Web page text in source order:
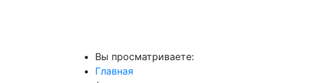
Вы просматриваете:
Главная